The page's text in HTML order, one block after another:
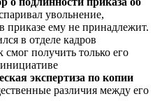
увольнение,
приказе ему не принадлежит.
в отделе кадров
получить только его
экспертиза по копии
различия между его